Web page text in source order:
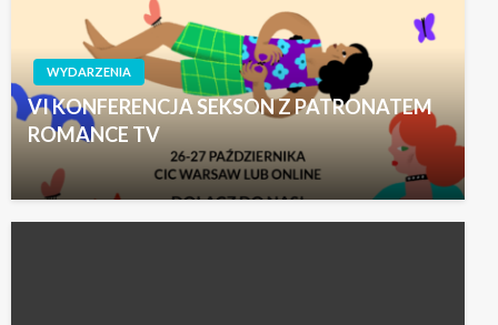
WYDARZENIA
VI KONFERENCJA SEKSON Z PATRONATEM
ROMANCE TV